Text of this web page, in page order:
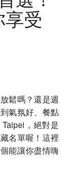
受
鬆嗎？還是週
氣氛好、餐點
，絕對是
名單喔！這裡
能讓你盡情嗨